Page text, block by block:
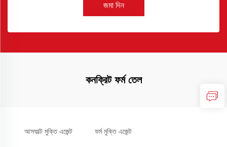
জমা দিন
কনক্রিট ফর্ম তেল
আসফাল্ট মুক্তি এজেন্ট ফর্ম মুক্তি এজেন্ট